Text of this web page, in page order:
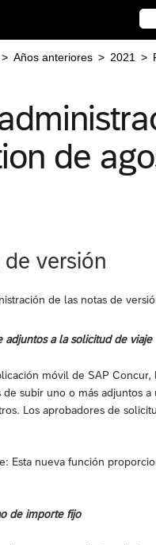
> Años anteriores > 2021 >
de
versión
de las notas de
a la solicitud de viaje
móvil de SAP
subir uno o más adjuntos
Los aprobadores de
Esta nueva función
de importe fijo